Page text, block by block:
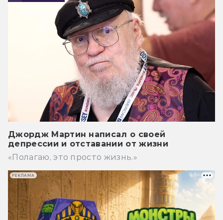
Джордж Мартин написал о своей
депрессии и отставании от жизни
«Полагаю, это просто жизнь.»
РЕКЛАМА